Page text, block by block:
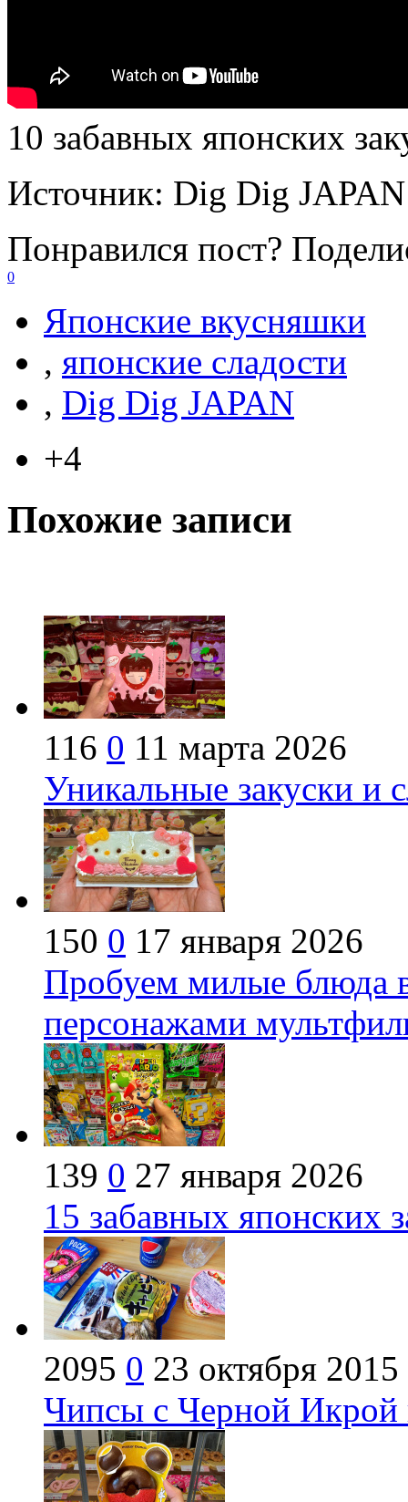
10 забавных японских
Источник: Dig Dig JAPAN
Понравился пост?
0
Японские вкусняшки
, японские сладости
, Dig Dig JAPAN
+4
Похожие записи
116 0 11 марта 2026
Уникальные закуски и
150 0 17 января 2026
Пробуем милые блюда
персонажами
139 0 27 января 2026
15 забавных японских
2095 0 23 октября 2015
Чипсы с Черной Икрой